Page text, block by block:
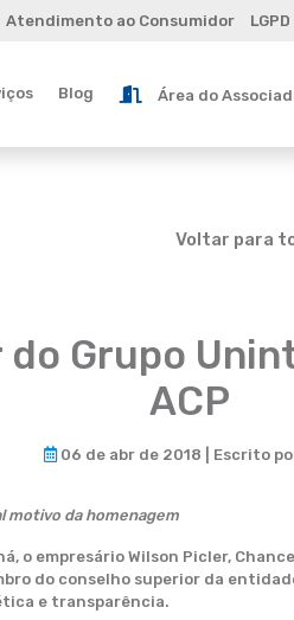
Atendimento ao Consumidor LGPD
Blog Área do
Voltar para
do Grupo
ACP
06 de abr de 2018 | Escrito
motivo da homenagem
o empresário Wilson Picler,
do conselho superior da
e transparência.